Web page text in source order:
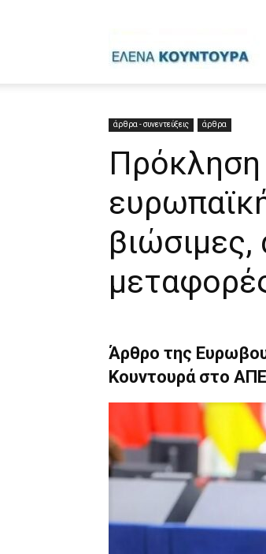
άρθρα - συνεντεύξεις άρθρα
Πρόκληση
βιώσιμες,
Άρθρο της
Κουντουρά στο